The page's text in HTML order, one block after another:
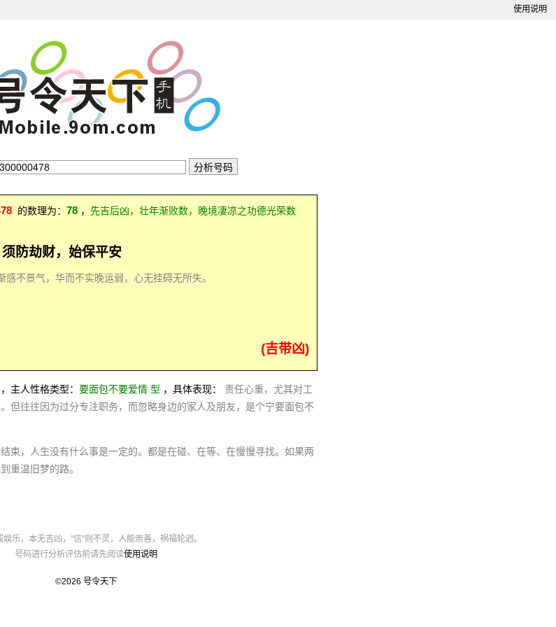
使用说明
的数理为：78 ，先吉后凶，壮年渐败数，晚境凄凉之功德光荣数
防劫财，始保平安
不景气，华而不实晚运弱，心无挂碍无所失。
(吉带凶)
主人性格类型：要面包不要爱情 型 ，具体表现： 责任心重，尤其对工
但往往因为过分专注职务，而忽略身边的家人及朋友，是个宁要面包不
束，人生没有什么事是一定的。都是在碰、在等、在慢慢寻找。如果两
重温旧梦的路。
娱乐，本无吉凶，"信"则不灵，人能崇善，祸福轮迥。
号码进行分析评估前请先阅读使用说明
©2026 号令天下